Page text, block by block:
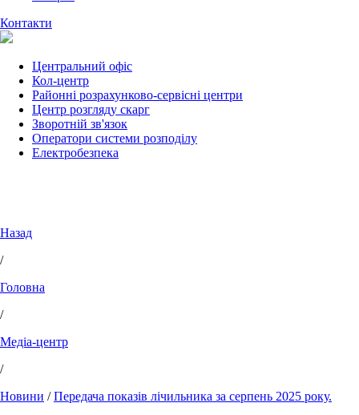
Контакти
Центральний офіс
Кол-центр
Районні розрахунково-сервісні центри
Центр розгляду скарг
Зворотній зв'язок
Оператори системи розподілу
Електробезпека
Назад
/
Головна
/
Медіа-центр
/
Новини /Передача показів лічильника за серпень 2025 року.